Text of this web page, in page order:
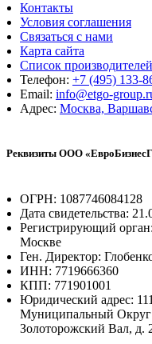
Контакты
Условия соглашения
Связаться с нами
Карта сайта
Список производителей
Телефон: +7 (495) 133-
Email: info@etgo-
Адрес: Москва,
Реквизиты ООО
ОГРН: 1087746084128
Дата свидетельства:
Регистрирующий
Москве
Ген. Директор:
ИНН: 7719666360
КПП: 771901001
Юридический адрес:
Муниципальный Округ
Золоторожский Вал, д.